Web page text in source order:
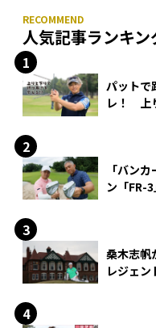
人気記事ランキン
パットで
レ！ 上
「バン
ン「FR-
桑木志帆
レジェン